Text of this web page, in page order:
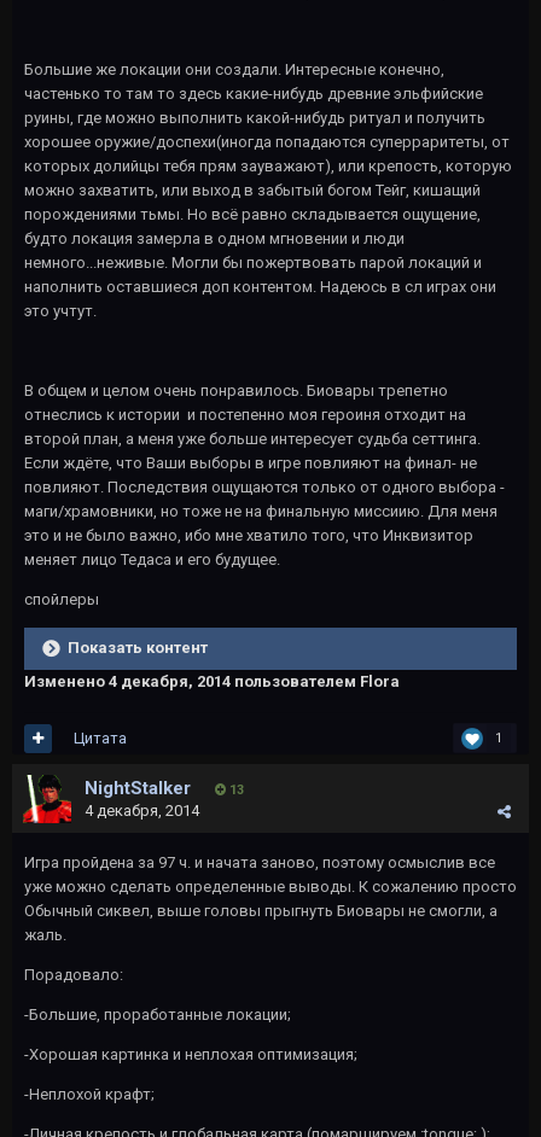
Большие же локации они создали. Интересные конечно,
частенько то там то здесь какие-нибудь древние эльфийские
руины, где можно выполнить какой-нибудь ритуал и получить
хорошее оружие/доспехи(иногда попадаются суперраритеты, от
которых долийцы тебя прям зауважают), или крепость, которую
можно захватить, или выход в забытый богом Тейг, кишащий
порождениями тьмы. Но всё равно складывается ощущение,
будто локация замерла в одном мгновении и люди
немного...неживые. Могли бы пожертвовать парой локаций и
наполнить оставшиеся доп контентом. Надеюсь в сл играх они
это учтут.
В общем и целом очень понравилось. Биовары трепетно
отнеслись к истории и постепенно моя героиня отходит на
второй план, а меня уже больше интересует судьба сеттинга.
Если ждёте, что Ваши выборы в игре повлияют на финал- не
повлияют. Последствия ощущаются только от одного выбора -
маги/храмовники, но тоже не на финальную миссиию. Для меня
это и не было важно, ибо мне хватило того, что Инквизитор
меняет лицо Тедаса и его будущее.
спойлеры
Показать контент
Изменено 4 декабря, 2014 пользователем Flora
1
Цитата
NightStalker 13
4 декабря, 2014
Игра пройдена за 97 ч. и начата заново, поэтому осмыслив все
уже можно сделать определенные выводы. К сожалению просто
Обычный сиквел, выше головы прыгнуть Биовары не смогли, а
жаль.
Порадовало:
-Большие, проработанные локации;
-Хорошая картинка и неплохая оптимизация;
-Неплохой крафт;